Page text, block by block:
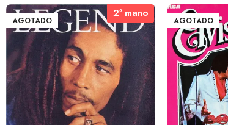
AGOTADO
2ª mano
2ª mano
AGOTADO